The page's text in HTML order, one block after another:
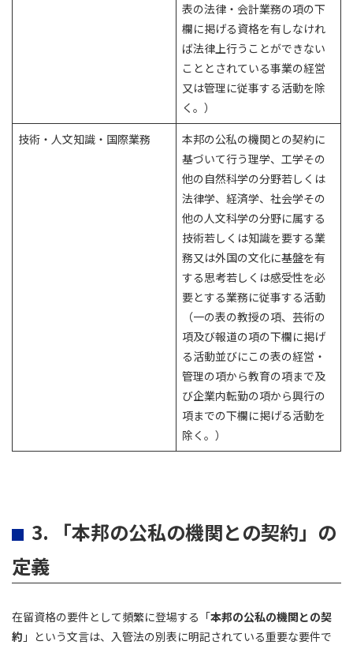
表の法律・会計業務の項の下
欄に掲げる資格を有しなけれ
ば法律上行うことができない
こととされている事業の経営
又は管理に従事する活動を除
く。）
技術・人文知識・国際業務
本邦の公私の機関との契約に
基づいて行う理学、工学その
他の自然科学の分野若しくは
法律学、経済学、社会学その
他の人文科学の分野に属する
技術若しくは知識を要する業
務又は外国の文化に基盤を有
する思考若しくは感受性を必
要とする業務に従事する活動
（一の表の教授の項、芸術の
項及び報道の項の下欄に掲げ
る活動並びにこの表の経営・
管理の項から教育の項まで及
び企業内転勤の項から興行の
項までの下欄に掲げる活動を
除く。）
3. 「本邦の公私の機関との契約」の
定義
在留資格の要件として頻繁に登場する「本邦の公私の機関との契
約 」という文言は、入管法の別表に明記されている重要な要件で